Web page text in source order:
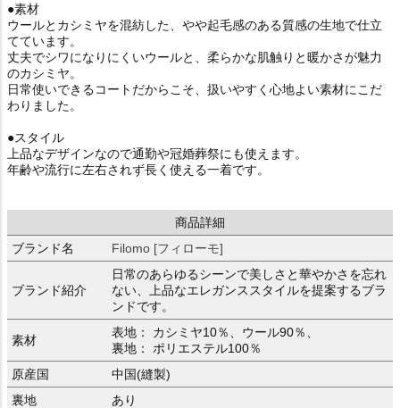
●素材
ウールとカシミヤを混紡した、やや起毛感のある質感の生地で仕立
てています。
丈夫でシワになりにくいウールと、柔らかな肌触りと暖かさが魅力
のカシミヤ。
日常使いできるコートだからこそ、扱いやすく心地よい素材にこだ
わりました。
●スタイル
上品なデザインなので通勤や冠婚葬祭にも使えます。
年齢や流行に左右されず長く使える一着です。
商品詳細
ブランド名
Filomo [フィローモ]
ブランド紹介
日常のあらゆるシーンで美しさと華やかさを忘れ
ない、上品なエレガンススタイルを提案するブラ
ンドです。
素材
表地： カシミヤ10％、ウール90％、
裏地： ポリエステル100％
原産国
中国(縫製)
裏地
あり